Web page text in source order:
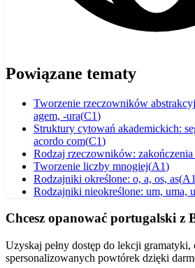
Powiązane tematy
Tworzenie rzeczowników
agem, -ura(C1)
Struktury cytowań akademickich:
acordo com(C1)
Rodzaj rzeczowników: zakończenia
Tworzenie liczby mnogiej(A1)
Rodzajniki określone: o, a, os, as(A1
Rodzajniki nieokreślone: um, uma,
Chcesz opanować portugalski z
Uzyskaj pełny dostęp do lekcji gramatyki,
spersonalizowanych powtórek dzięki